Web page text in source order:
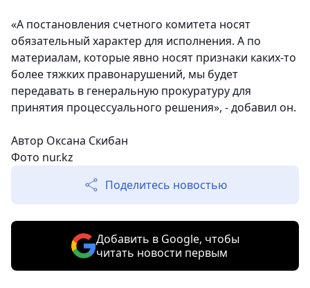
«А постановления счетного комитета носят
обязательный характер для исполнения. А по
материалам, которые явно носят признаки каких-то
более тяжких правонарушений, мы будет
передавать в генеральную прокуратуру для
принятия процессуального решения», - добавил он.
Автор Оксана Скибан
Фото nur.kz
Поделитесь новостью
Добавить в Google, чтобы
читать новости первым